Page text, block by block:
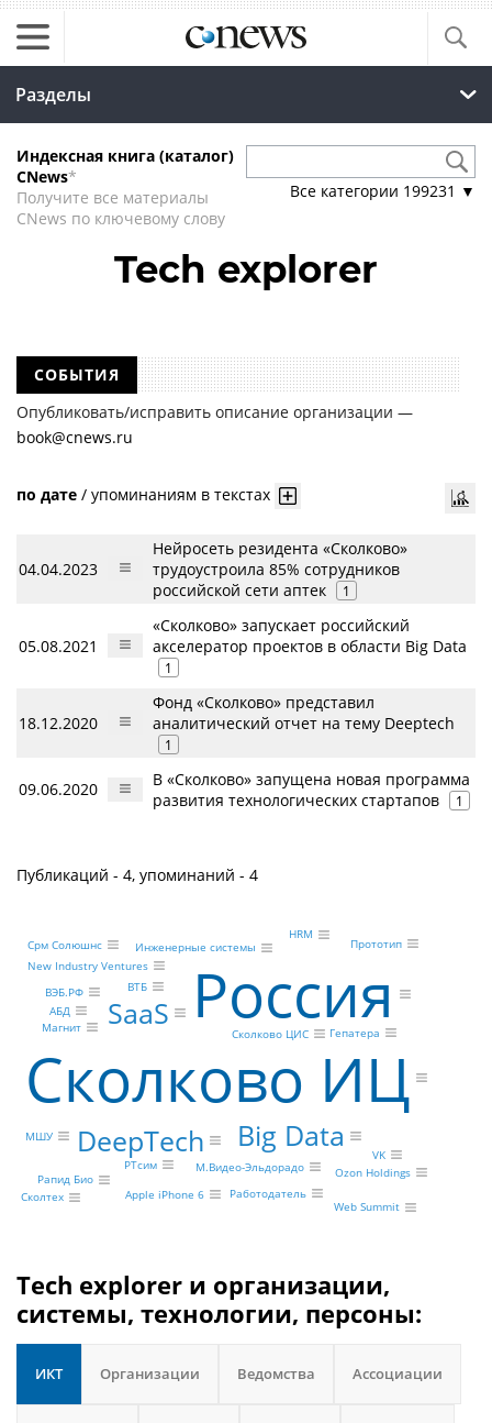
Разделы
Индексная книга (каталог)
CNews*
Получите все материалы
CNews по ключевому слову
Все категории 199231 ▼
Tech explorer
СОБЫТИЯ
Опубликовать/исправить описание организации —
book@cnews.ru
по дате / упоминаниям в текстах
04.04.2023
Нейросеть резидента «Сколково»
трудоустроила 85% сотрудников
российской сети аптек
1
05.08.2021
«Сколково» запускает российский
акселератор проектов в области Big Data
1
18.12.2020
Фонд «Сколково» представил
аналитический отчет на тему Deeptech
1
09.06.2020
В «Сколково» запущена новая программа
развития технологических стартапов
1
Публикаций - 4, упоминаний - 4
Сколково ИЦ
Россия
DeepTech
SaaS
Big Data
Сколково ЦИС
New Industry Ventures
Рапид Био
Гепатера
РТсим
ВЭБ.РФ ВТБ
М.Видео-Эльдорадо
Магнит
Ozon Holdings
АБД
Прототип
HRM
Инженерные системы
Срм Солюшнс
VK
Apple iPhone 6 Работодатель
Сколтех
МШУ
Web Summit
Tech explorer и организации,
системы, технологии, персоны:
ИКТ Организации Ведомства Ассоциации